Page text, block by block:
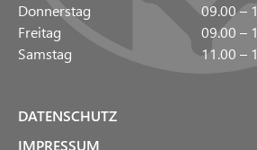
Donnerstag
09.00 –
Freitag
09.00 –
Samstag
11.00 –
DATENSCHUTZ
IMPRESSUM